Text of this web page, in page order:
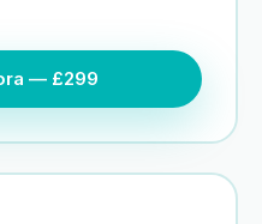
— £299